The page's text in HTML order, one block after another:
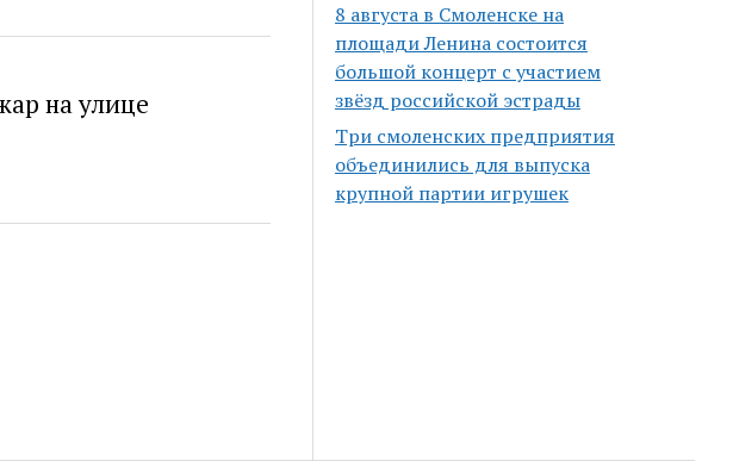
на улице
8 августа в Смоленске на
площади Ленина состоится
большой концерт с участием
звёзд российской эстрады
Три смоленских предприятия
объединились для выпуска
крупной партии игрушек